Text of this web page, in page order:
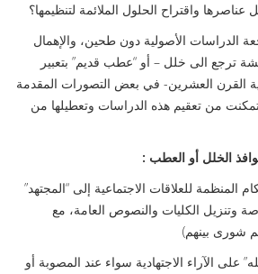
واقتراح الحلول الملائمة لتنظيمها؟
الدراسات الأصولية دون طحين، والإهمال
ترجع الى خلل – أو “عطب قديم” بتعبير
القرن العشرين- في بعض التصورات المقدمة
من تعقيم هذه الدراسات وتعطيلها من
الخلل أو العطب :
وتنزيل الكليات والنصوص العامة، مع
على الآراء الاجتهادية سواء عند المصوبة أو